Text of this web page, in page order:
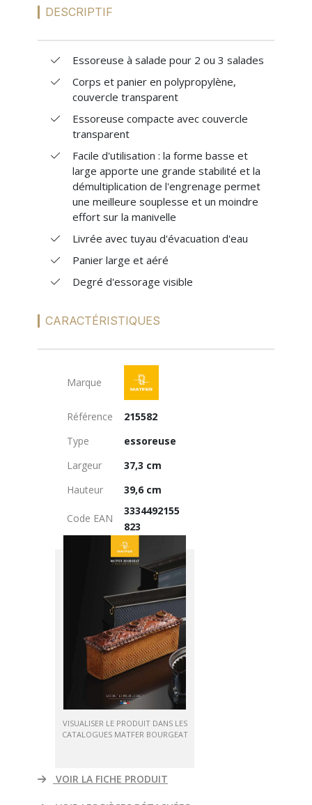
SUR-MESURE
DESCRIPTIF
Essoreuse à salade pour 2 ou 3 salades
Corps et panier en polypropylène,
couvercle transparent
Essoreuse compacte avec couvercle
transparent
Facile d'utilisation : la forme basse et
large apporte une grande stabilité et la
démultiplication de l'engrenage permet
une meilleure souplesse et un moindre
effort sur la manivelle
Livrée avec tuyau d'évacuation d'eau
Panier large et aéré
Degré d'essorage visible
CARACTÉRISTIQUES
Marque
Référence
215582
Type
essoreuse
Largeur
37,3 cm
Hauteur
39,6 cm
Code EAN
3334492155
823
VISUALISER LE PRODUIT DANS LES
CATALOGUES MATFER BOURGEAT
VOIR LA FICHE PRODUIT